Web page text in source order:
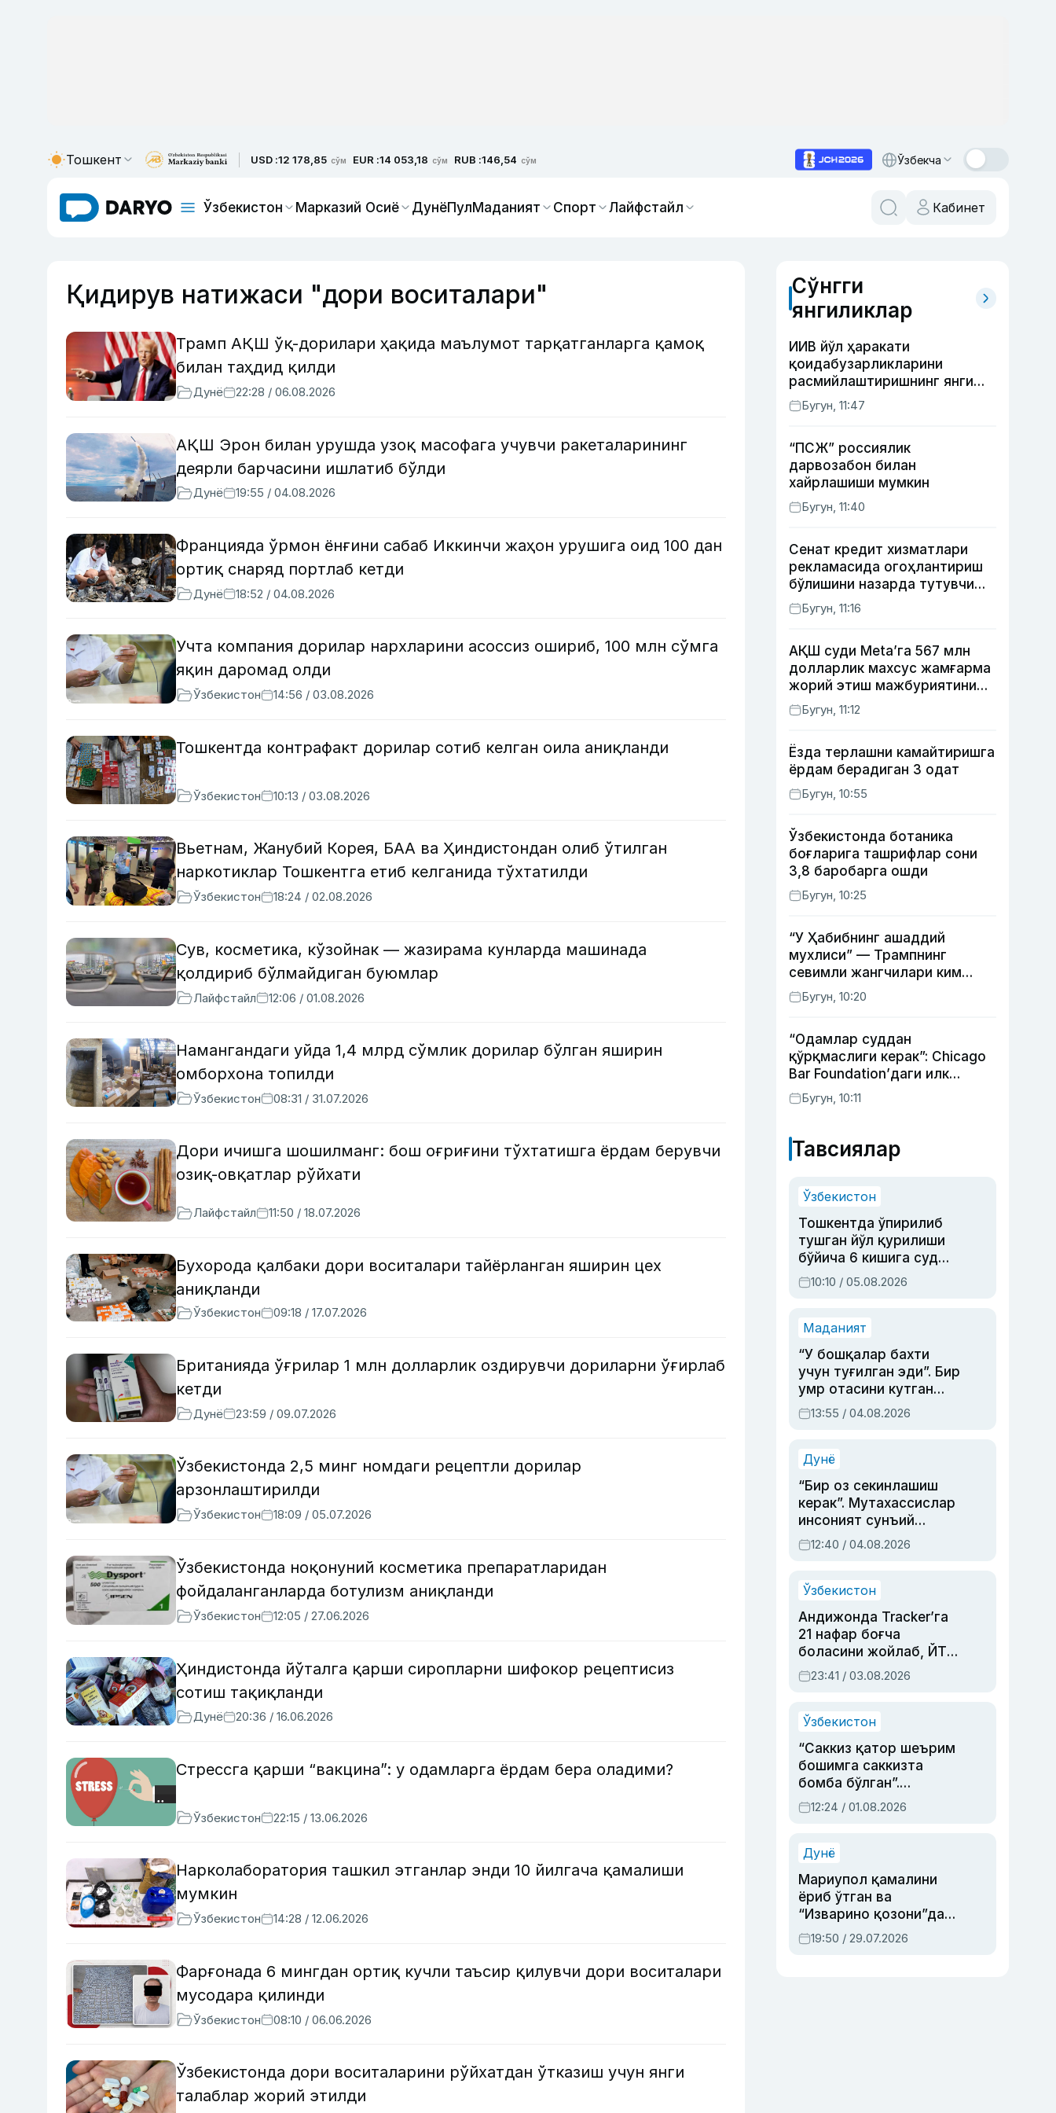
Тошкент USD :12 178,85 сўм EUR :14 053,18 сўм RUB :146,54 сўм Ўзбекча
Ўзбекистон Марказий Осиё ДунёПулМаданият Спорт Лайфстайл Кабинет
Қидирув натижаси "дори воситалари"
Трамп АҚШ ўқ-дорилари ҳақида маълумот тарқатганларга қамоқ
билан таҳдид қилди
Дунё 22:28 / 06.08.2026
АҚШ Эрон билан урушда узоқ масофага учувчи ракеталарининг
деярли барчасини ишлатиб бўлди
Дунё 19:55 / 04.08.2026
Францияда ўрмон ёнғини сабаб Иккинчи жаҳон урушига оид 100 дан
ортиқ снаряд портлаб кетди
Дунё 18:52 / 04.08.2026
Учта компания дорилар нархларини асоссиз ошириб, 100 млн сўмга
яқин даромад олди
Ўзбекистон 14:56 / 03.08.2026
Тошкентда контрафакт дорилар сотиб келган оила аниқланди
Ўзбекистон 10:13 / 03.08.2026
Вьетнам, Жанубий Корея, БАА ва Ҳиндистондан олиб ўтилган
наркотиклар Тошкентга етиб келганида тўхтатилди
Ўзбекистон 18:24 / 02.08.2026
Сув, косметика, кўзойнак — жазирама кунларда машинада
қолдириб бўлмайдиган буюмлар
Лайфстайл 12:06 / 01.08.2026
Намангандаги уйда 1,4 млрд сўмлик дорилар бўлган яширин
омборхона топилди
Ўзбекистон 08:31 / 31.07.2026
Дори ичишга шошилманг: бош оғриғини тўхтатишга ёрдам берувчи
озиқ-овқатлар рўйхати
Лайфстайл 11:50 / 18.07.2026
Бухорода қалбаки дори воситалари тайёрланган яширин цех
аниқланди
Ўзбекистон 09:18 / 17.07.2026
Британияда ўғрилар 1 млн долларлик оздирувчи дориларни ўғирлаб
кетди
Дунё 23:59 / 09.07.2026
Ўзбекистонда 2,5 минг номдаги рецептли дорилар
арзонлаштирилди
Ўзбекистон 18:09 / 05.07.2026
Ўзбекистонда ноқонуний косметика препаратларидан
фойдаланганларда ботулизм аниқланди
Ўзбекистон 12:05 / 27.06.2026
Ҳиндистонда йўталга қарши сиропларни шифокор рецептисиз
сотиш тақиқланди
Дунё 20:36 / 16.06.2026
Стрессга қарши “вакцина”: у одамларга ёрдам бера оладими?
Ўзбекистон 22:15 / 13.06.2026
Нарколаборатория ташкил этганлар энди 10 йилгача қамалиши
мумкин
Ўзбекистон 14:28 / 12.06.2026
Фарғонада 6 мингдан ортиқ кучли таъсир қилувчи дори воситалари
мусодара қилинди
Ўзбекистон 08:10 / 06.06.2026
Ўзбекистонда дори воситаларини рўйхатдан ўтказиш учун янги
талаблар жорий этилди
Сўнгги
янгиликлар
ИИВ йўл ҳаракати
қоидабузарликларини
расмийлаштиришнинг янги
тартибини таклиф қилди
Бугун, 11:47
“ПСЖ” россиялик
дарвозабон билан
хайрлашиши мумкин
Бугун, 11:40
Сенат кредит хизматлари
рекламасида огоҳлантириш
бўлишини назарда тутувчи
қонунни маъқуллади
Бугун, 11:16
АҚШ суди Meta’га 567 млн
долларлик махсус жамғарма
жорий этиш мажбуриятини
юклади
Бугун, 11:12
Ёзда терлашни камайтиришга
ёрдам берадиган 3 одат
Бугун, 10:55
Ўзбекистонда ботаника
боғларига ташрифлар сони
3,8 баробарга ошди
Бугун, 10:25
“У Ҳабибнинг ашаддий
мухлиси” — Трампнинг
севимли жангчилари ким
экани айтилди
Бугун, 10:20
“Одамлар суддан
қўрқмаслиги керак”: Chicago
Bar Foundation’даги илк
ўзбекистонлик Гўзал
Абдуахатова
Бугун, 10:11
Тавсиялар
Ўзбекистон
Тошкентда ўпирилиб
тушган йўл қурилиши
бўйича 6 кишига суд
ҳукми ўқилди
10:10 / 05.08.2026
Маданият
“У бошқалар бахти
учун туғилган эди”. Бир
умр отасини кутган
актриса ва дубльяж
устаси Римма
синовларга тўла ҳаёти
13:55 / 04.08.2026
Дунё
“Бир оз секинлашиш
керак”. Мутахассислар
инсоният сунъий
интеллектни бошқара
олмай қолишидан
12:40 / 04.08.2026
Ўзбекистон
Андижонда Tracker’га
21 нафар боғча
боласини жойлаб, ЙТҲ
содир этган аёлга суд
ҳукми ўқилди
23:41 / 03.08.2026
Ўзбекистон
“Саккиз қатор шеърим
бошимга саккизта
бомба бўлган”.
Абдулла Ориповни
сиёсий айбловлардан
12:24 / 01.08.2026
Дунё
Мариупол қамалини
ёриб ўтган ва
“Изварино қозони”дан
чиққан қаҳрамон —
Украина армияси бош
19:50 / 29.07.2026